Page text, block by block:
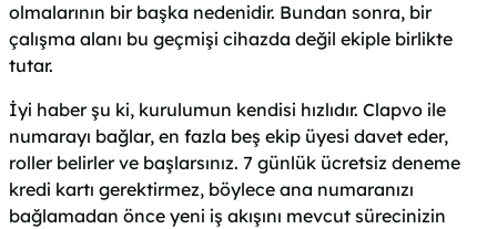
olmalarının bir başka nedenidir. Bundan sonra, bir
çalışma alanı bu geçmişi cihazda değil ekiple birlikte
tutar.
İyi haber şu ki, kurulumun kendisi hızlıdır. Clapvo ile
numarayı bağlar, en fazla beş ekip üyesi davet eder,
roller belirler ve başlarsınız. 7 günlük ücretsiz deneme
kredi kartı gerektirmez, böylece ana numaranızı
bağlamadan önce yeni iş akışını mevcut sürecinizin